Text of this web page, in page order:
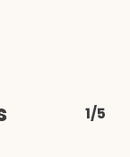
1/5